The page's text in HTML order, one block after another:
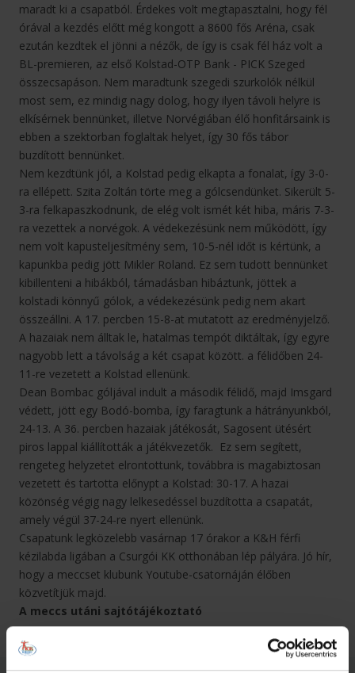
maradt ki a csapatból. Érdekes volt megtapasztalni, hogy fél
órával a kezdés előtt még kongott a 8600 fős Aréna, csak
ezután kezdtek el jönni a nézők, de így is csak fél ház volt a
BL-premieren, az első Kolstad-OTP Bank - PICK Szeged
összecsapáson. Nem maradtunk szegedi szurkolók nélkül
most sem, ez mindig nagy dolog, hogy ilyen távoli helyre is
elkísérnek bennünket, illetve Norvégiában élő honfitársaink is
ebben a szektorban foglaltak helyet, így 30 fős tábor
buzdított bennünket.
Nem kezdtünk jól, a Kolstad pedig elkapta a fonalat, így 3-0-
ra ellépett. Szita Zoltán törte meg a gólcsendünket. Sikerült 5-
3-ra felkapaszkodnunk, de elég volt ismét két hiba, máris 7-3-
ra vezettek a norvégok. A védekezésünk nem működött, így
nem volt kapusteljesítmény sem, 10-5-nél időt is kértünk, a
kapunkba pedig jött Mikler Roland. Ez sem tudott bennünket
kibillenteni a hibákból, támadásban hibáztunk, jöttek a
kolstadi könnyű gólok, a védekezésünk pedig nem akart
összeállni. A 17. percben 15-8-at mutatott az eredményjelző.
A hazaiak nem álltak le, hatalmas tempót diktáltak, így egyre
nagyobb lett a távolság a két csapat között. a félidőben 24-
11-re vezetett a Kolstad ellenünk.
Dean Bombac góljával indult a második félidő, majd Imsgard
védett, jött egy Bodó-bomba, így faragtunk a hátrányunkból,
24-13. A 36. percben hazaiak játékosát, Sagosent ütésért
piros lappal kiállították a játékvezetők. Ez sem segített,
rengeteg helyzetet elrontottunk, továbbra is magabiztosan
vezetett és tartotta előnypt a Kolstad: 30-17. A hazai
közönség végig nagy lelkesedéssel buzdította a csapatát,
amely végül 37-24-re nyert ellenünk.
Csapatunk legközelebb vasárnap 17 órakor a K&H férfi
kézilabda ligában a Csurgói KK otthonában lép pályára. Jó hír,
hogy a meccset klubunk Youtube-csatornáján élőben
közvetítjük majd.
A meccs utáni sajtótájékoztató